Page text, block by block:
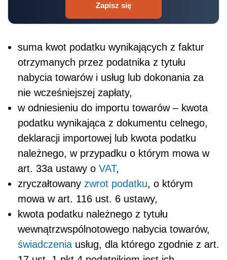
Zapisz się
suma kwot podatku wynikających z faktur
otrzymanych przez podatnika z tytułu
nabycia towarów i usług lub dokonania za
nie wcześniejszej zapłaty,
w odniesieniu do importu towarów – kwota
podatku wynikająca z dokumentu celnego,
deklaracji importowej lub kwota podatku
należnego, w przypadku o którym mowa w
art. 33a ustawy o VAT,
zryczałtowany zwrot podatku, o którym
mowa w art. 116 ust. 6 ustawy,
kwota podatku należnego z tytułu
wewnątrzwspólnotowego nabycia towarów,
świadczenia usług, dla którego zgodnie z art.